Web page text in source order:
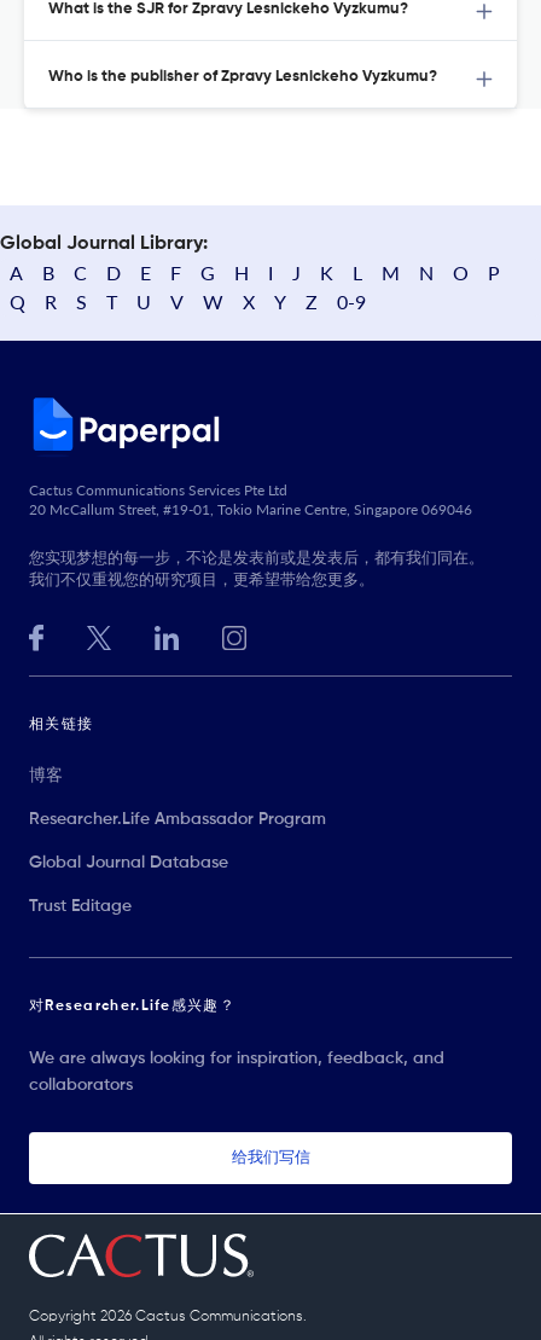
What is the SJR for Zpravy Lesnickeho Vyzkumu?
Who is the publisher of Zpravy Lesnickeho Vyzkumu?
Global Journal Library:
A B C D E F G H I J K L M N O
P
Q
R S T U V W X Y Z 0-9
Cactus Communications Services Pte Ltd
20 McCallum Street, #19-01, Tokio Marine Centre, Singapore 069046
您实现梦想的每一步，不论是发表前或是发表后，都有我们同在。
我们不仅重视您的研究项目，更希望带给您更多。
相关链接
博客
Researcher.Life Ambassador Program
Global Journal Database
Trust Editage
对Researcher.Life感兴趣？
We are always looking for inspiration, feedback, and
collaborators
给我们写信
Copyright 2026 Cactus Communications.